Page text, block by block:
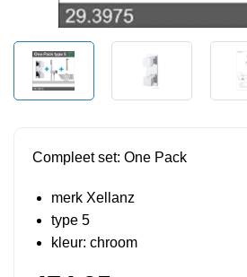
Compleet set: One Pack
merk Xellanz
type 5
kleur: chroom